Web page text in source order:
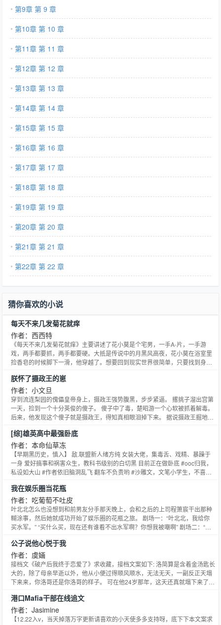
人海。帝后亲迎平南王和王妃回京,甚至还重重嘉赏叔父一家,给足
了颜面。所有人都夸平南王妃好手段,竟能让平南王回心转意,这下
终于可以洗刷屈辱,扬眉吐气了。可当夜,许连夏却割腕了。遗书上
只有一句话：江南的荷花开了,父亲母亲,我来找你们了。…
第9章 第 9 章
第10章 第 10 章
第11章 第 11 章
第12章 第 12 章
第13章 第 13 章
第14章 第 14 章
第15章 第 15 章
第16章 第 16 章
第17章 第 17 章
第18章 第 18 章
第19章 第 19 章
第20章 第 20 章
第21章 第 21 章
第22章 第 22 章
猜你喜欢的小说
每天不来几发菊花就痒
作者：西西特
《每天不来几发菊花就痒》主要讲述了花小莫是个宅男，一手A-片，一手游
戏，两手都要抓，两手都要硬。大抵是传说中的月黑风高夜，花小莫在浴室里
捡香皂的时候脚下一滑，他穿越了。想要回到现实世界很简单，只要找到身上
之旅开始了。
朕怀了摄政王的崽
作者：小文旦
穿到流连梨园的傀儡皇帝身上，摄政王强势腹黑，步步紧逼。 撂挑子溜出宫第
一天，捡到一个十分英俊的傻子。 傻子中了毒，楚昭游一个心软被抓着解毒。
后来，他发现这个傻子就是摄政王，得知真相眼泪掉下来。 据说摄政王掘地三
开始。 楚昭游:得瞒着，傀儡已经很对不起祖宗了，沦为摄政王男宠更惨。 后
来，他发现自己能怀孕。 楚昭游：得瞒着，摄政王狼子野心，太子一出生，朕
的命就没了。 再后来，肚子大了。 楚昭游：得瞒着呜呜瞒不住了。 众里寻他
千百度。 不动声色宠人攻粗神经感受不到皇帝受。 _______ 耽美完结文:《今
天也没有被休夫》、《作者逼我谈恋爱》、《丞相他怀了龙种》《国师穿成豪
脚踩N条船，稳得一批。 顾长衣来了之后分不清脸疯狂翻车，荣获水性杨花恶
名。 就在他忧愁怎么娶媳妇时，却被通知有个未婚夫，男的。 更可怕的是，未
婚夫是双胞胎之一。 顾长衣:我疯狂逃婚！ 逃婚被当做私奔抓回，顾长衣迷惑:
我声名狼藉，对方不想退婚吗？ 后娘一脸欣慰：没事，他傻，好糊弄。 ** 沈
勘装傻多年，还没娶顾长衣，脑门已经绿得发光。 他以为顾长衣成亲后会收
敛，然而并没有。 顾长衣分不清双胞胎，更绿了。 后来—— 沈勘：媳妇什么
都好，就是不跟他生孩子。 顾长衣：优生优育。 （你是傻子我是男的，生个
屁） 再后来—— 顾长衣:我他妈能怀孕??? （孩他爹是傻子，坚决不能要） 装
傻多年的沈勘一夜跪破搓衣板。 同系列完结文《丞相他怀了龙种》 孟侜的小抱
负——出将入相，青史留名。 就在他兢兢业业往上爬时，肚子大了。 识时务者
为俊杰，孟侜当机立断带球跑。半道受人之托，不得不换个马甲重新杀回来。
只是这个身份似乎有些毛病——京城皆知的不举！ 孟侜：生活如此不易。 楚淮
引登基不久， 一位官员千里迢迢回京， 揭发了一桩筹划多年的谋逆案。 平步
青云，官拜宰相。 就是跟孟侜长得七分像。 楚淮引：“爱卿，似曾相识啊。” 孟
侜捂着肚子后退两步：“我不举，我没有，别胡说！本小说网提供小文旦著作的
朕怀了摄政王的崽最新章节，朕怀了摄政王的崽全文免费阅读，朕怀了摄政王
[综]雄英高中最强卧底
作者：本命仙草冻
【早期黑历史，慎入】 敌.联盟新人绪方纯 女装大佬，集毒舌、戏精、暴躁于
一身 爱好搞事和祸害众生，教科书级别的白切黑 目前正在做卧底 #ooc归我，
私设如大山 #作者依旧脑洞乱飞 翻车不负责哟 #沙雕文，文笔小学生，不喜和
本开：《无限富江［综］》 文案一： 很小的时候，我就隐约地意识到自己和其
他人有什么地方不太一样 夜深人静，被褥里总会凭空爬出陌生的小姐姐与我深
情对望 “抱歉，我可不是那种随便的男人。”这么说着一脚把她踢下了床铺 闲暇
之时，正看的电视机冒出雪花点，唇红齿白的白裙少女从中探出半个身体 “送
快递的？” 得到否定的答案后，我黑着脸拔掉了插头，成功把这个私闯民宅的
图和我比试瞪眼 条件反射把桶倒扣在她头上，刚打上来的洗澡水就这么便宜了
他人 “不用太感谢我，真的。” 文案二： 长大了我才后知后觉地发现，自己能见
到鬼，并且拥有吸引灾祸的特殊体质 比如，喜欢我的女生不是病娇就是脑残，
她们最大的爱好就是告白、告白和变着法子鲨我 然而，每次被鲨后我总能满血
复活，活蹦乱跳几天后继续被不同的妹子告白+鲨害 直到有一天，一个男神经
病找上了我，并说对我非常感兴趣 “你撞脸伊藤老师笔下的富江了你知道吗？
就连名字读音也一模一样。” 他摩挲着我胸前的名牌，用食指极为暧昧地在“傅
将”两个小字上不住地画着圈圈 于是乎，当着他的面，我毫不犹豫地拨通了110
#无限流，第三人称，1V1，HE# #不太恐怖的综恐，攻受超勇，胆小者也阔放
心食用# #综各种与鬼有关的动漫电影小说等，没看过不影响阅读# 其他推文：
我在娱乐圈当花瓶
作者：吃葡萄不吐皮
叶北北怎么也没想到和前男友分手那天晚上，会和之后的上司程箫宸干出那种
糊涂事，然后她就成功开始了娱乐圈的花瓶之旅。 剧场一：“叶北北，我给你
买水军。” “买什么买，现在还有谁看不出水军啊？你想我被嘲啊” 剧场二：“叶
三：“叶北北，我给你买粉丝。” “我黑子比粉丝多多少，你心里没点13数吗”本
小说网提供吃葡萄不吐皮著作的我在娱乐圈当花瓶最新章节，我在娱乐圈当花
瓶全文免费阅读，我在娱乐圈当花瓶无弹窗清爽阅读体验！
公子说他心悦于我
作者：虞婳
接档文《破产后我终于恋爱了》求收藏，接档文案如下: 洛简算是含着金汤匙长
大的，除了母亲早逝以外，他从小便过得顺风顺水，无法无天，一副反正天塌
下来来，你洛哥还是你洛哥的样子。 可在他24岁那年，这天还真就塌下来了，
谱的老爸还只塞了几万块钱给他就走了。 洛大少爷，从此变成了落魄少爷。 可
没想到这个时候，隔壁邻居谢辞出现了，还邀请他去他家住。 洛大少爷想着，
人家既然都好意相邀了，那他就姑且去看看吧，毕竟长这么大还没有去过他家
港口Mafia干部在线追文
作者：Jasimine
【12.22入v，当天掉落万字更新请喜欢的小天使多多支持呀，底下下本文案求